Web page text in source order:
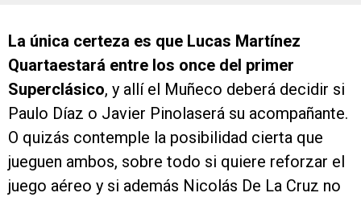
La única certeza es que Lucas Martínez
Quartaestará entre los once del primer
Superclásico, y allí el Muñeco deberá decidir si
Paulo Díaz o Javier Pinolaserá su acompañante.
O quizás contemple la posibilidad cierta que
jueguen ambos, sobre todo si quiere reforzar el
juego aéreo y si además Nicolás De La Cruz no